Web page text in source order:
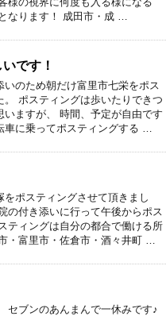
なります！ 成田市・成 …
です！
のため朝だけ富里市七栄をポス
。 ポスティングは歩いたりできつ
いますが、 時間、予定が自由です
車に乗ってポスティングする …
ポスティングさせて頂きまし
の付き添いに行って午後からポス
ティングは自分の都合で働ける所
・富里市・佐倉市・酒々井町 …
セブンのあんまんで一休みです♪